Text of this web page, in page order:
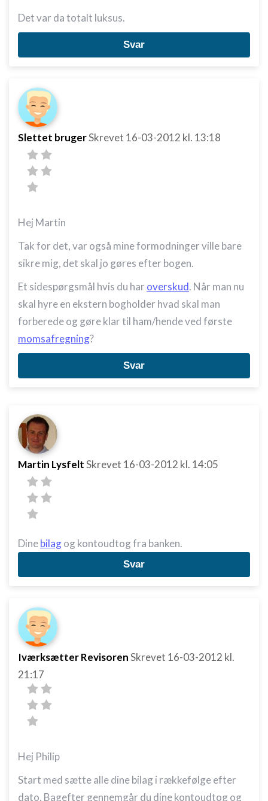
Det var da totalt luksus.
Svar
Slettet brugerSkrevet 16-03-2012 kl. 13:18
Hej Martin
Tak for det, var også mine formodninger ville bare
sikre mig, det skal jo gøres efter bogen.
Et sidespørgsmål hvis du har overskud. Når man nu
skal hyre en ekstern bogholder hvad skal man
forberede og gøre klar til ham/hende ved første
momsafregning?
Svar
Martin LysfeltSkrevet 16-03-2012 kl. 14:05
Dinebilagog kontoudtog fra banken.
Svar
Iværksætter RevisorenSkrevet 16-03-2012 kl.
21:17
Hej Philip
Start med sætte alle dine bilag i rækkefølge efter
dato. Bagefter gennemgår du dine kontoudtog og